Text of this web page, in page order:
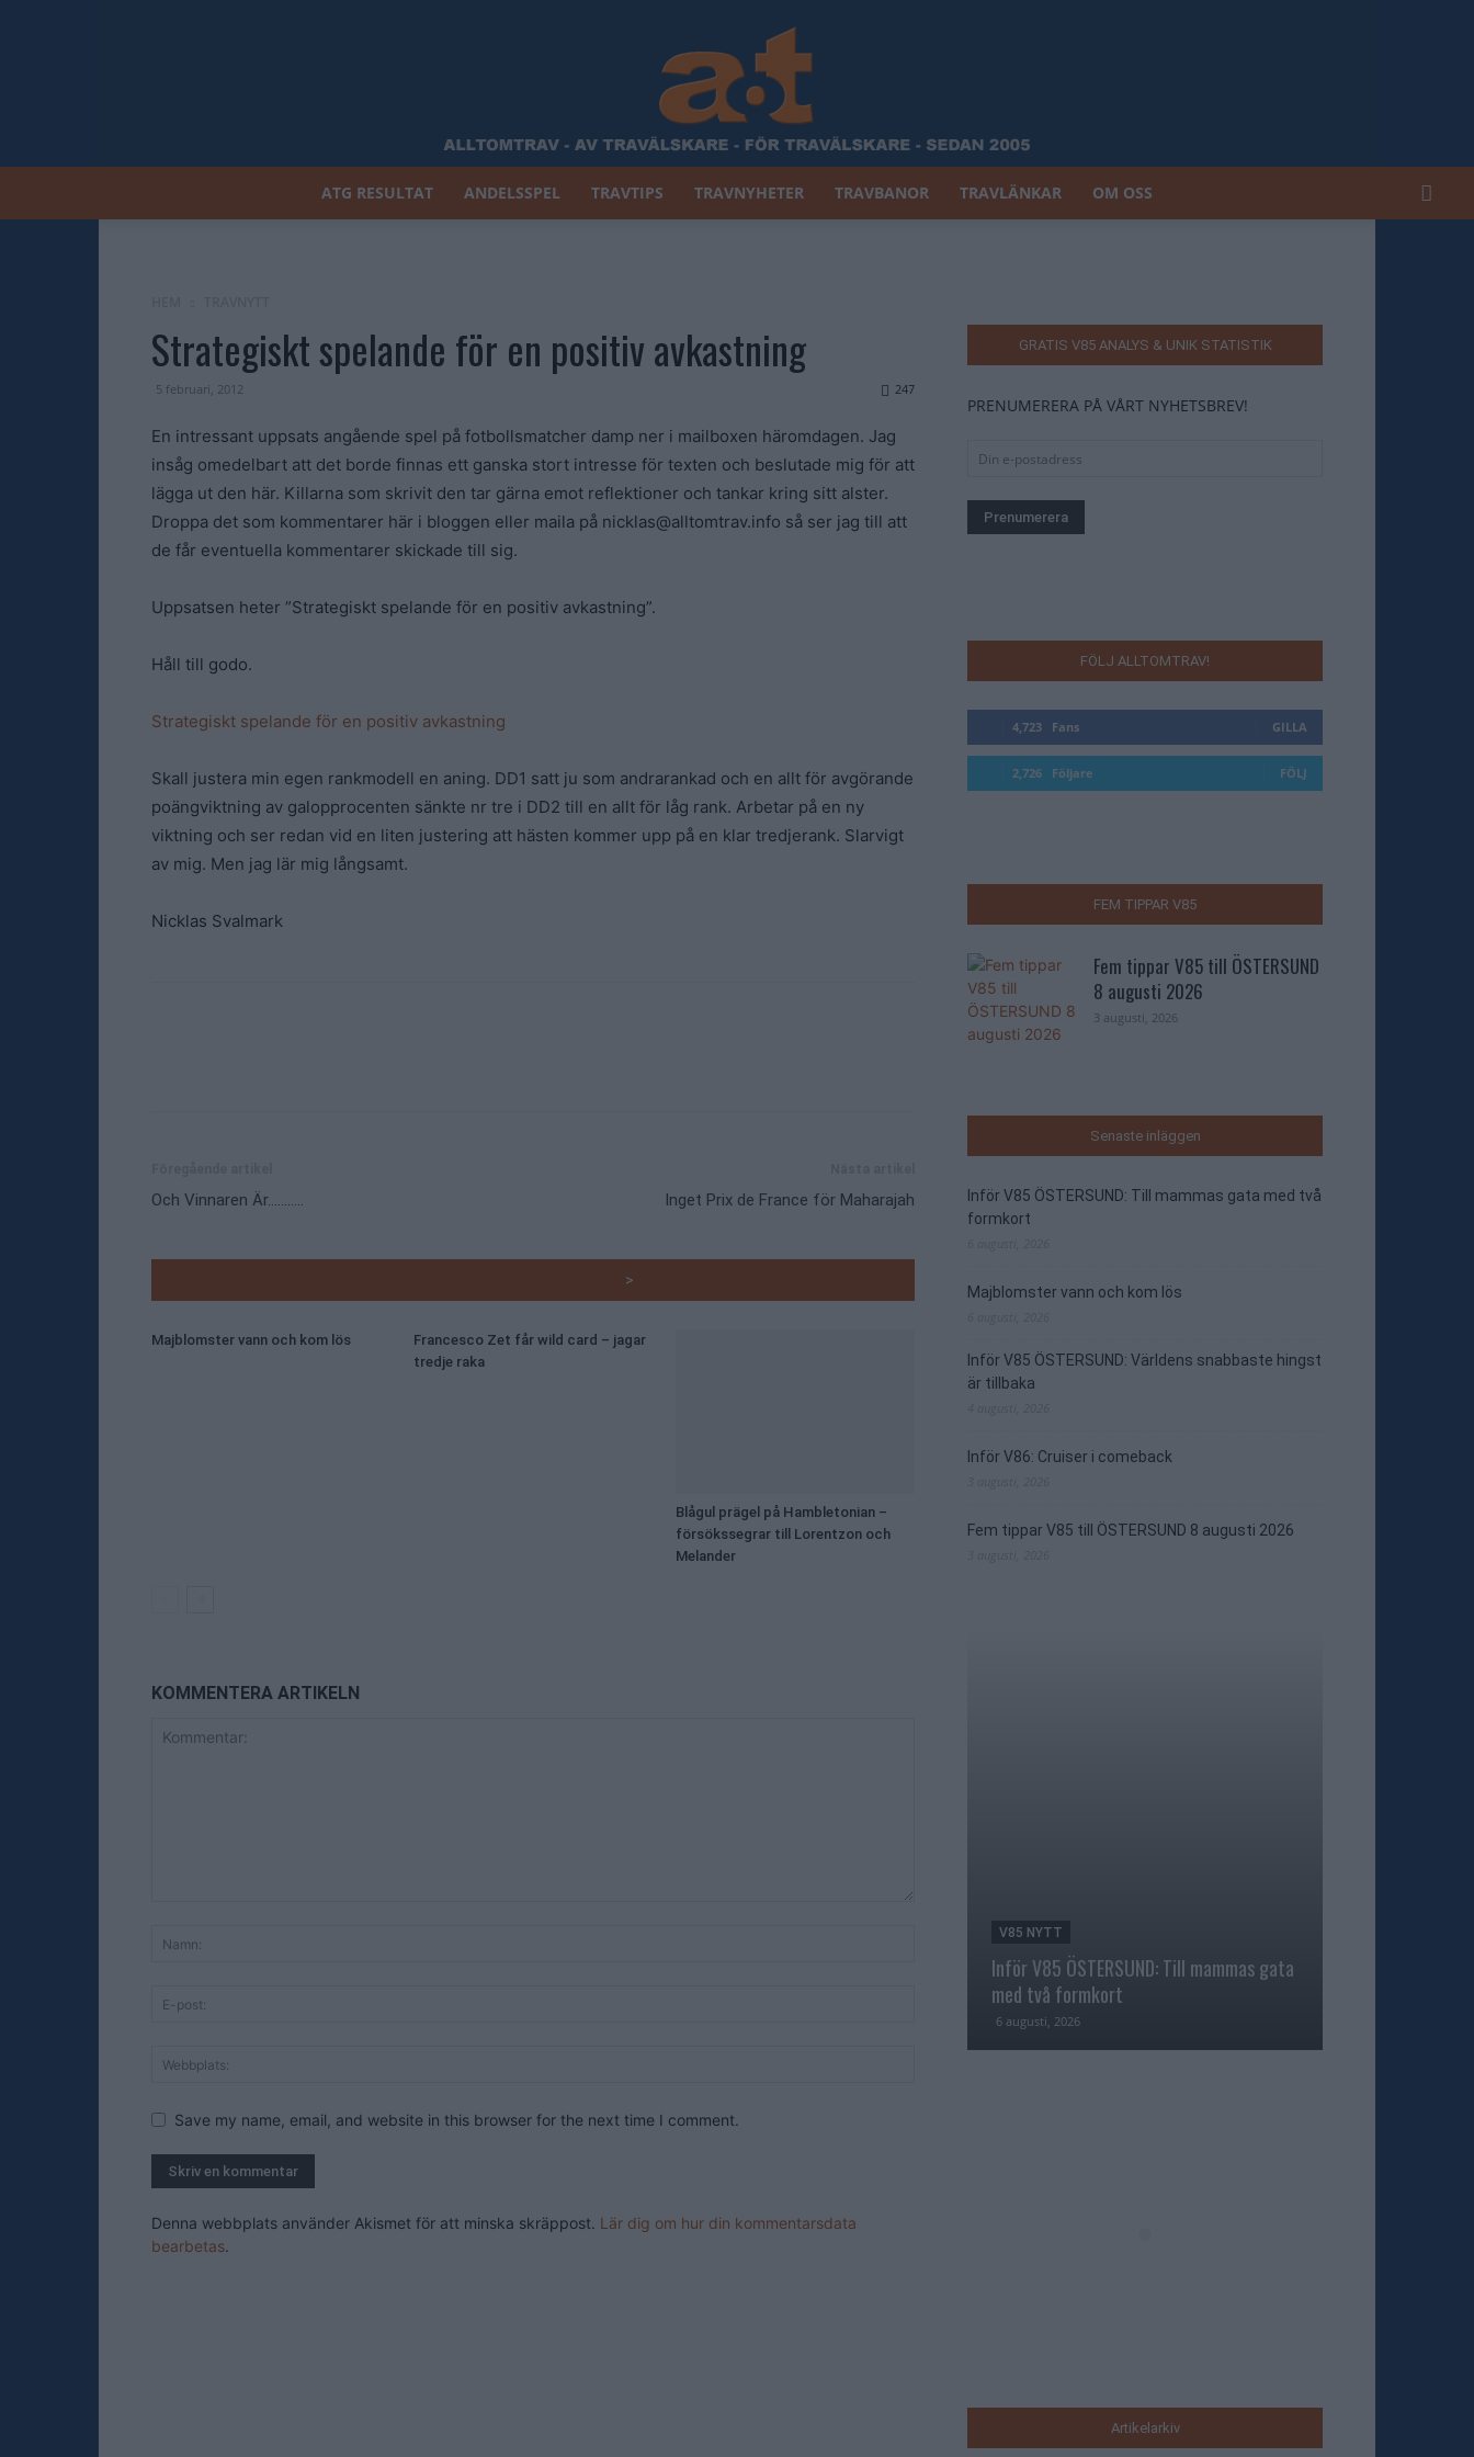
Trav
ATG RESULTAT ANDELSSPEL TRAVTIPS TRAVNYHETER TRAVBANOR TRAVLÄNKAR OM OSS
Strategiskt spelande för en positiv avkastning
5 februari, 2012 247
En intressant uppsats angående spel på fotbollsmatcher damp ner i mailboxen häromdagen. Jag
insåg omedelbart att det borde finnas ett ganska stort intresse för texten och beslutade mig för att
lägga ut den här. Killarna som skrivit den tar gärna emot reflektioner och tankar kring sitt alster.
Droppa det som kommentarer här i bloggen eller maila på nicklas@alltomtrav.info så ser jag till att
de får eventuella kommentarer skickade till sig.
Uppsatsen heter ”Strategiskt spelande för en positiv avkastning”.
Håll till godo.
Strategiskt spelande för en positiv avkastning
Skall justera min egen rankmodell en aning. DD1 satt ju som andrarankad och en allt för avgörande
poängviktning av galopprocenten sänkte nr tre i DD2 till en allt för låg rank. Arbetar på en ny
viktning och ser redan vid en liten justering att hästen kommer upp på en klar tredjerank. Slarvigt
av mig. Men jag lär mig långsamt.
Nicklas Svalmark
Och Vinnaren Är……….. Inget Prix de France för Maharajah
>
Majblomster vann och kom lös
Francesco Zet får wild card – jagar
tredje raka
Blågul prägel på Hambletonian –
försökssegrar till Lorentzon och
Melander
KOMMENTERA ARTIKELN
Save my name, email, and website in this browser for the next time I comment.
Denna webbplats använder Akismet för att minska skräppost. Lär dig om hur din kommentarsdata
bearbetas.
GRATIS V85 ANALYS & UNIK STATISTIK
PRENUMERERA PÅ VÅRT NYHETSBREV!
FÖLJ ALLTOMTRAV!
4,723 Fans GILLA
2,726 Följare FÖLJ
FEM TIPPAR V85
Fem tippar V85 till ÖSTERSUND
8 augusti 2026
3 augusti, 2026
Senaste inläggen
Inför V85 ÖSTERSUND: Till mammas gata med två
formkort
Majblomster vann och kom lös
Inför V85 ÖSTERSUND: Världens snabbaste hingst
är tillbaka
Inför V86: Cruiser i comeback
Fem tippar V85 till ÖSTERSUND 8 augusti 2026
V85 NYTT
Inför V85 ÖSTERSUND: Till mammas gata
med två formkort
6 augusti, 2026
Artikelarkiv